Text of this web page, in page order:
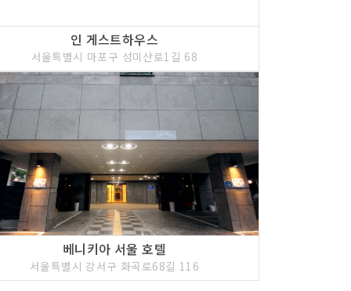
인 게스트하우스
서울특별시 마포구 성미산로1길 68
베니키아 서울 호텔
서울특별시 강서구 화곡로68길 116